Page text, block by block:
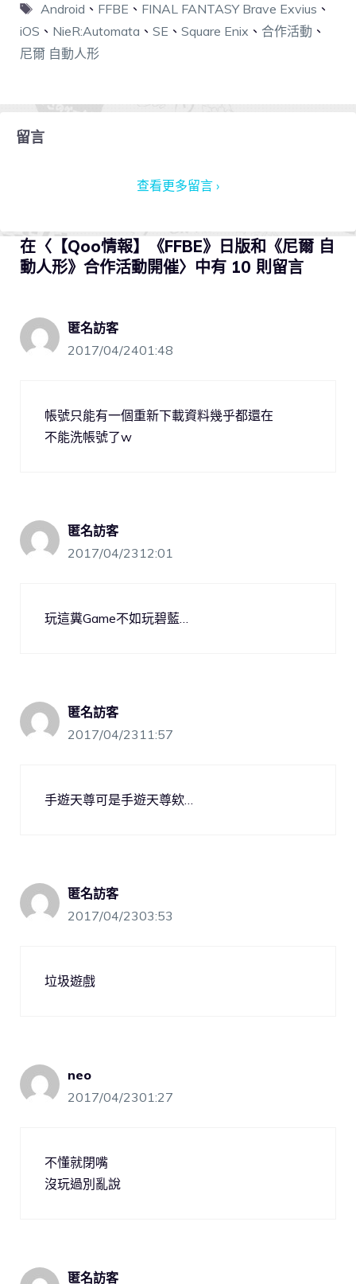
Android 、 FFBE 、 FINAL FANTASY Brave Exvius 、
iOS 、 NieR:Automata 、 SE 、 Square Enix 、 合作活動 、
尼爾 自動人形
留言
查看更多留言 ›
在〈【Qoo情報】《FFBE》日版和《尼爾 自
動人形》合作活動開催〉中有 10 則留言
匿名訪客
2017/04/2401:48
帳號只能有一個重新下載資料幾乎都還在
不能洗帳號了w
匿名訪客
2017/04/2312:01
玩這糞Game不如玩碧藍…
匿名訪客
2017/04/2311:57
手遊天尊可是手遊天尊欸…
匿名訪客
2017/04/2303:53
垃圾遊戲
neo
2017/04/2301:27
不懂就閉嘴
沒玩過別亂說
匿名訪客